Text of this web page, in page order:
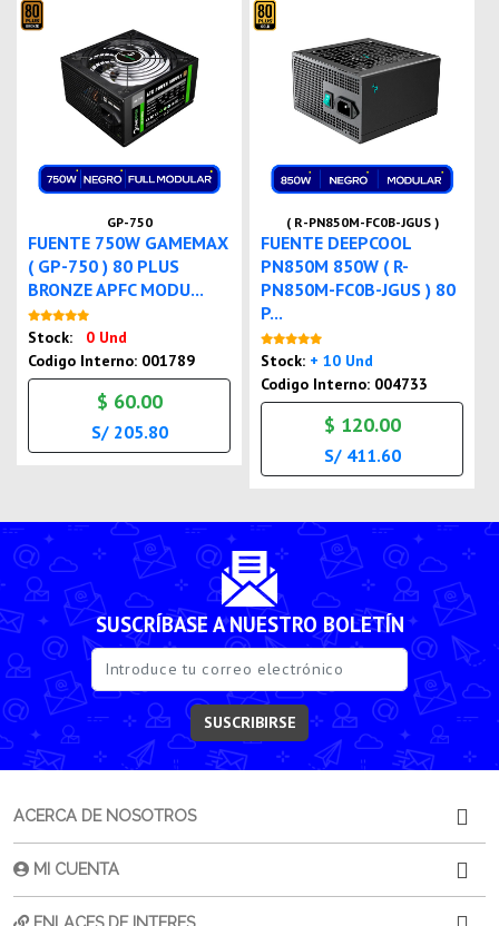
GP-750
FUENTE 750W GAMEMAX
( GP-750 ) 80 PLUS
BRONZE APFC MODU...
Stock:
0 Und
Codigo Interno: 001789
$ 60.00
S/ 205.80
( R-PN850M-FC0B-JGUS )
FUENTE DEEPCOOL
PN850M 850W ( R-
PN850M-FC0B-JGUS ) 80
P...
Stock: + 10 Und
Codigo Interno: 004733
$ 120.00
S/ 411.60
SUSCRÍBASE A NUESTRO BOLETÍN
SUSCRIBIRSE
ACERCA DE NOSOTROS
MI CUENTA
ENLACES DE INTERES